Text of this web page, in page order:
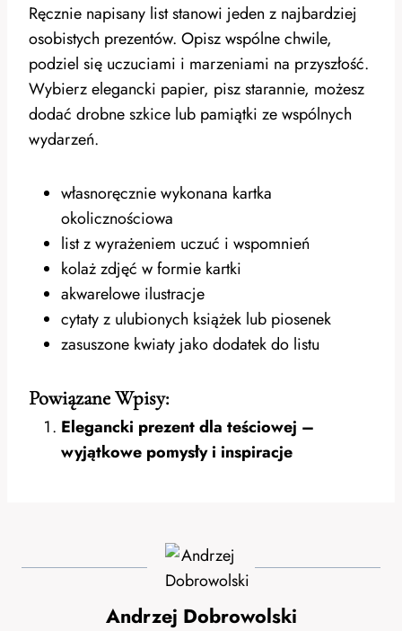
Ręcznie napisany list stanowi jeden z najbardziej
osobistych prezentów. Opisz wspólne chwile,
podziel się uczuciami i marzeniami na przyszłość.
Wybierz elegancki papier, pisz starannie, możesz
dodać drobne szkice lub pamiątki ze wspólnych
wydarzeń.
własnoręcznie wykonana kartka
okolicznościowa
list z wyrażeniem uczuć i wspomnień
kolaż zdjęć w formie kartki
akwarelowe ilustracje
cytaty z ulubionych książek lub piosenek
zasuszone kwiaty jako dodatek do listu
Powiązane Wpisy:
Elegancki prezent dla teściowej –
wyjątkowe pomysły i inspiracje
Andrzej Dobrowolski